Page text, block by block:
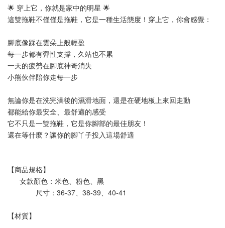
🌟 穿上它，你就是家中的明星 🌟
這雙拖鞋不僅僅是拖鞋，它是一種生活態度！穿上它，你會感覺：
腳底像踩在雲朵上般輕盈
每一步都有彈性支撐，久站也不累
一天的疲勞在腳底神奇消失
小熊伙伴陪你走每一步
無論你是在洗完澡後的濕滑地面，還是在硬地板上來回走動
都能給你最安全、最舒適的感受
它不只是一雙拖鞋，它是你腳部的最佳朋友！
還在等什麼？讓你的腳丫子投入這場舒適
【商品規格】
女款顏色：米色、粉色、黑
尺寸：36-37、38-39、40-41
【材質】